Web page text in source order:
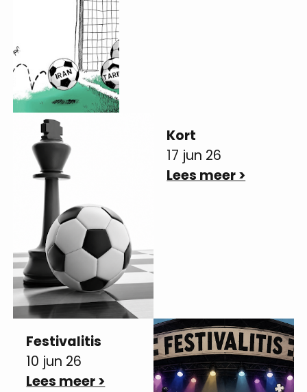
Kort
17 jun 26
Lees meer >
Festivalitis
10 jun 26
Lees meer >